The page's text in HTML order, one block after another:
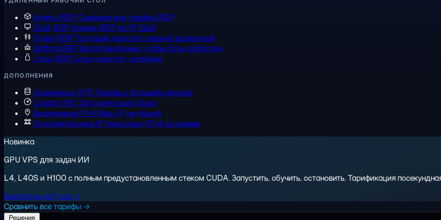
Купить RDP Сравните все тарифы RDP
США RDP Админ-RDP на IP США
Forex RDP Торговый десктоп с низкой задержкой
Botting RDP Всегда включено, чтобы боты работали
Linux RDP Linux-десктоп, удалённо
ДОПОЛНЕНИЯ
Хранилище VPS Тарифы с большим диском
Custom ISO Загрузите свой образ
Выделенный IPv4 Ваш IP, не общий
Дополнительные IP Несколько IPv4 на сервер
Новинка
GPU VPS для задач ИИ
L4, L40S и H100 с полным предустановленным стеком CUDA. Запустить, обучить, остановить. Тарификация
Бесплатно на 1 час →
Сравнить все тарифы →